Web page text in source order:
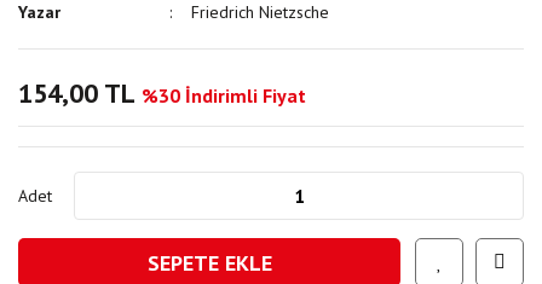
Yazar
Friedrich Nietzsche
154,00 TL %30 İndirimli Fiyat
Adet
SEPETE EKLE